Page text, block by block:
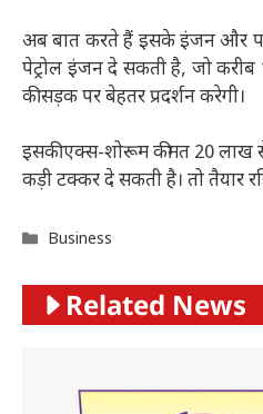
अब बात करते हैं इसके इंजन और
पेट्रोल इंजन दे सकती है, जो
की सड़क पर बेहतर प्रदर्शन करेगी।
इसकी एक्स-शोरूम कीमत 20 लाख
कड़ी टक्कर दे सकती है। तो तैयार
Categories
Business
Related News